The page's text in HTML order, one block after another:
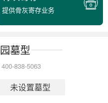
提供骨灰寄存业务
墓型
838-5063
未设置墓型